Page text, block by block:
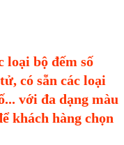
loại bộ đếm số
có sẵn các loại
với đa dạng màu
khách hàng chọn